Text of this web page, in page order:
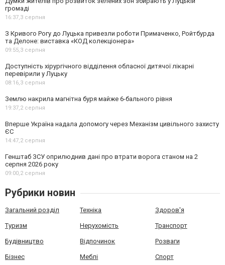
громаді
16:37,3 серпня
З Кривого Рогу до Луцька привезли роботи Примаченко, Ройтбурда
та Делоне: виставка «КОД колекціонера»
09:55,3 серпня
Доступність хірургічного відділення обласної дитячої лікарні
перевірили у Луцьку
08:16,3 серпня
Землю накрила магнітна буря майже 6-бального рівня
19:37,2 серпня
Вперше Україна надала допомогу через Механізм цивільного захисту
ЄС
14:47,2 серпня
Генштаб ЗСУ оприлюднив дані про втрати ворога станом на 2
серпня 2026 року
09:00,2 серпня
Рубрики новин
Загальний розділ Техніка Здоров'я
Туризм Нерухомість Транспорт
Будівництво Відпочинок Розваги
Бізнес Меблі Спорт